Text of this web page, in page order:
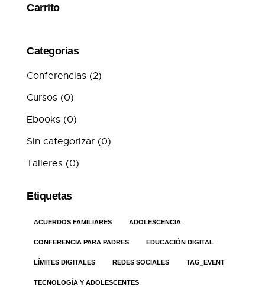
Carrito
Categorias
Conferencias (2)
Cursos (0)
Ebooks (0)
Sin categorizar (0)
Talleres (0)
Etiquetas
ACUERDOS FAMILIARES ADOLESCENCIA
CONFERENCIA PARA PADRES EDUCACIÓN DIGITAL
LÍMITES DIGITALES REDES SOCIALES TAG_EVENT
TECNOLOGÍA Y ADOLESCENTES